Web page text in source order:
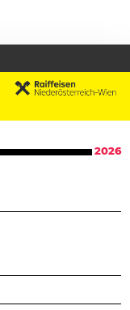
2026